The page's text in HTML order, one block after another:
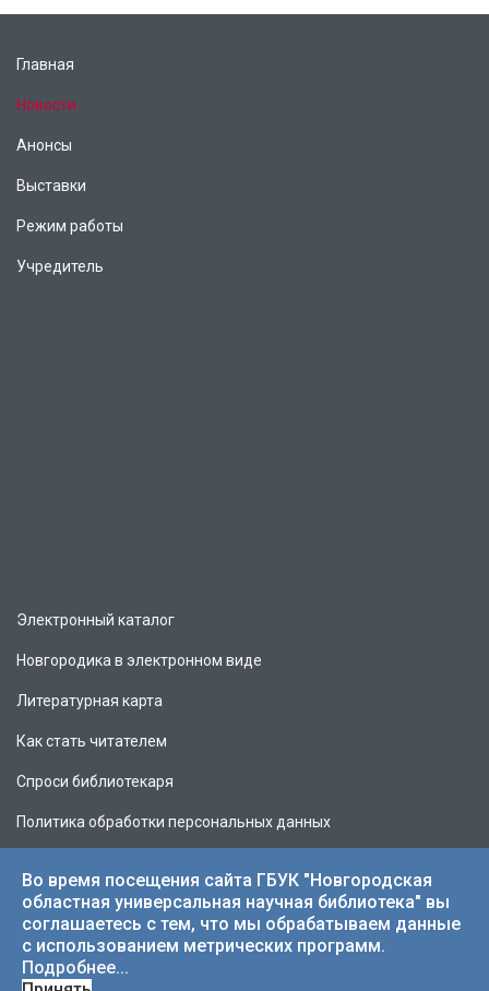
Главная
Новости
Анонсы
Выставки
Режим работы
Учредитель
Электронный каталог
Новгородика в электронном виде
Литературная карта
Как стать читателем
Спроси библиотекаря
Политика обработки персональных данных
© 2026 НОУНБ.
Во время посещения сайта ГБУК "Новгородская
областная универсальная научная библиотека" вы
соглашаетесь с тем, что мы обрабатываем данные
с использованием метрических программ.
Подробнее...